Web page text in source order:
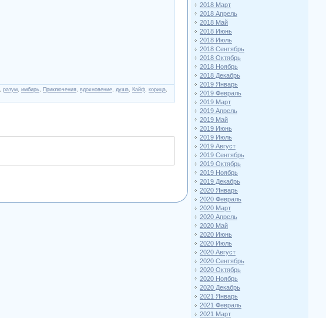
разум имбирь Приключения вдохновение душа Кайф корица
2018 Март
2018 Апрель
2018 Май
2018 Июнь
2018 Июль
2018 Сентябрь
2018 Октябрь
2018 Ноябрь
2018 Декабрь
2019 Январь
2019 Февраль
2019 Март
2019 Апрель
2019 Май
2019 Июнь
2019 Июль
2019 Август
2019 Сентябрь
2019 Октябрь
2019 Ноябрь
2019 Декабрь
2020 Январь
2020 Февраль
2020 Март
2020 Апрель
2020 Май
2020 Июнь
2020 Июль
2020 Август
2020 Сентябрь
2020 Октябрь
2020 Ноябрь
2020 Декабрь
2021 Январь
2021 Февраль
2021 Март